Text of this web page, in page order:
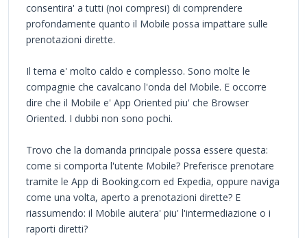
consentira' a tutti (noi compresi) di comprendere
profondamente quanto il Mobile possa impattare sulle
prenotazioni dirette.
Il tema e' molto caldo e complesso. Sono molte le
compagnie che cavalcano l'onda del Mobile. E occorre
dire che il Mobile e' App Oriented piu' che Browser
Oriented. I dubbi non sono pochi.
Trovo che la domanda principale possa essere questa:
come si comporta l'utente Mobile? Preferisce prenotare
tramite le App di Booking.com ed Expedia, oppure naviga
come una volta, aperto a prenotazioni dirette? E
riassumendo: il Mobile aiutera' piu' l'intermediazione o i
raporti diretti?